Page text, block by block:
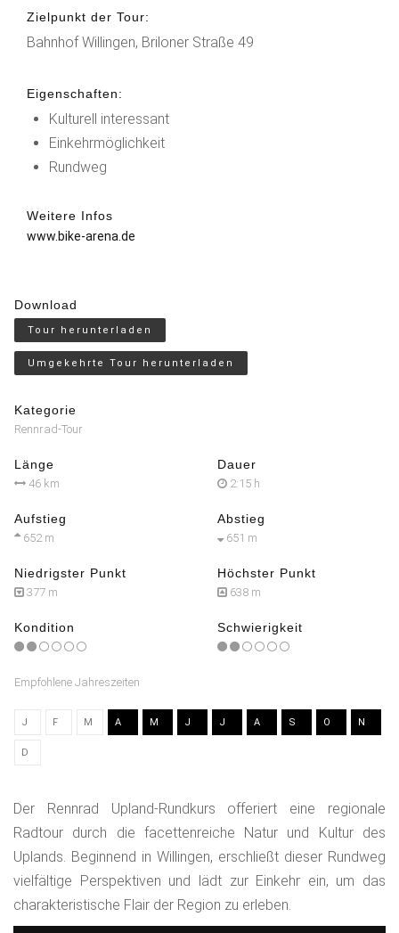
Zielpunkt der Tour:
Bahnhof Willingen, Briloner Straße 49
Eigenschaften:
Kulturell interessant
Einkehrmöglichkeit
Rundweg
Weitere Infos
www.bike-arena.de
Download
Tour herunterladen
Umgekehrte Tour herunterladen
Kategorie
Rennrad-Tour
Länge
46 km
Dauer
2:15 h
Aufstieg
652 m
Abstieg
651 m
Niedrigster Punkt
377 m
Höchster Punkt
638 m
Kondition Schwierigkeit
Empfohlene Jahreszeiten
J F M A M J J A S O N
D
Der Rennrad Upland-Rundkurs offeriert eine regionale
Radtour durch die facettenreiche Natur und Kultur des
Uplands. Beginnend in Willingen, erschließt dieser Rundweg
vielfältige Perspektiven und lädt zur Einkehr ein, um das
charakteristische Flair der Region zu erleben.